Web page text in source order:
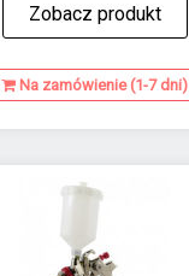
Zobacz produkt
Na zamówienie (1-7 dni)